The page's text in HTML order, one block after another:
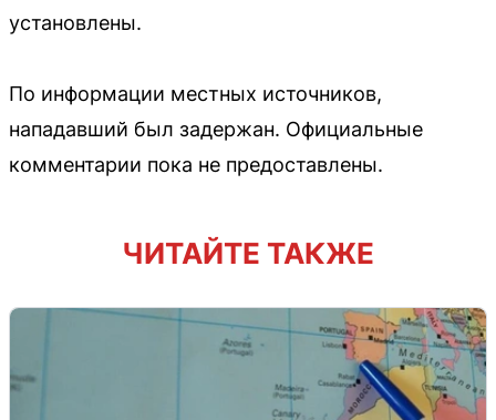
установлены.
По информации местных источников,
нападавший был задержан. Официальные
комментарии пока не предоставлены.
ЧИТАЙТЕ ТАКЖЕ